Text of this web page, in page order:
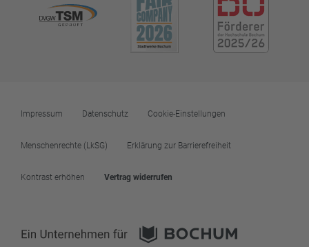
Impressum Datenschutz Cookie-Einstellungen
Menschenrechte (LkSG) Erklärung zur Barrierefreiheit
Kontrast erhöhen Vertrag widerrufen